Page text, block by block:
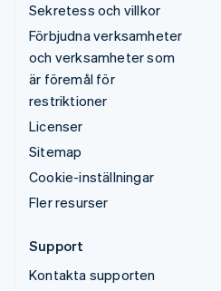
Sekretess och villkor
Förbjudna verksamheter
och verksamheter som
är föremål för
restriktioner
Licenser
Sitemap
Cookie-inställningar
Fler resurser
Support
Kontakta supporten